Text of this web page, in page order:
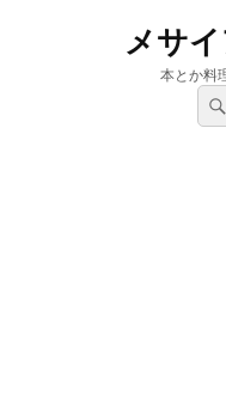
メサ
本とか料
検
索: